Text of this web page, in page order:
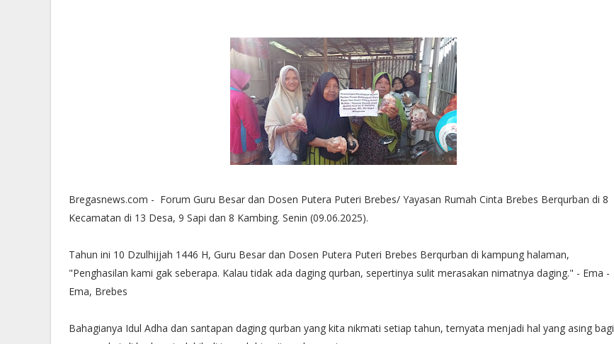
Bregasnews.com - Forum Guru Besar dan Dosen Putera Puteri Brebes/ Yayasan Rumah Cinta Brebes Berqurban di 8
Kecamatan di 13 Desa, 9 Sapi dan 8 Kambing. Senin (09.06.2025).
Tahun ini 10 Dzulhijjah 1446 H, Guru Besar dan Dosen Putera Puteri Brebes Berqurban di kampung halaman,
"Penghasilan kami gak seberapa. Kalau tidak ada daging qurban, sepertinya sulit merasakan nimatnya daging." - Ema -
Ema, Brebes
Bahagianya Idul Adha dan santapan daging qurban yang kita nikmati setiap tahun, ternyata menjadi hal yang asing bagi